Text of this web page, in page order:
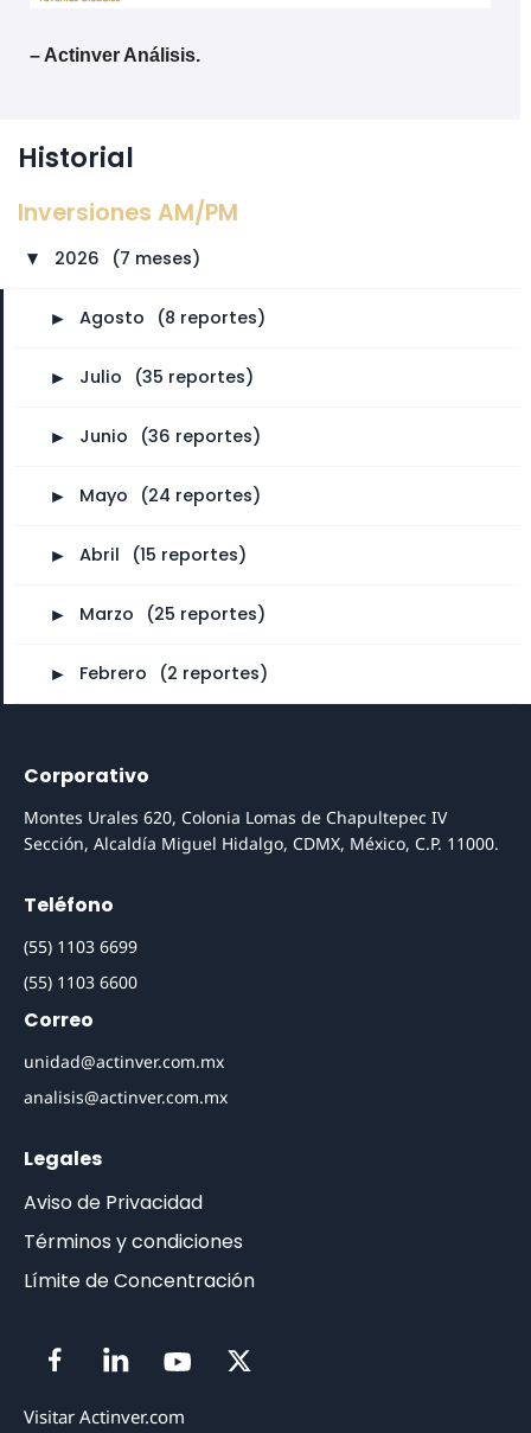
– Actinver Análisis.
Historial
Inversiones AM/PM
► 2026 (7 meses)
► Agosto (8 reportes)
► Julio (35 reportes)
► Junio (36 reportes)
► Mayo (24 reportes)
► Abril (15 reportes)
► Marzo (25 reportes)
► Febrero (2 reportes)
Corporativo
Montes Urales 620, Colonia Lomas de Chapultepec IV
Sección, Alcaldía Miguel Hidalgo, CDMX, México, C.P. 11000.
Teléfono
(55) 1103 6699
(55) 1103 6600
Correo
unidad@actinver.com.mx
analisis@actinver.com.mx
Legales
Aviso de Privacidad
Términos y condiciones
Límite de Concentración
Visitar Actinver.com